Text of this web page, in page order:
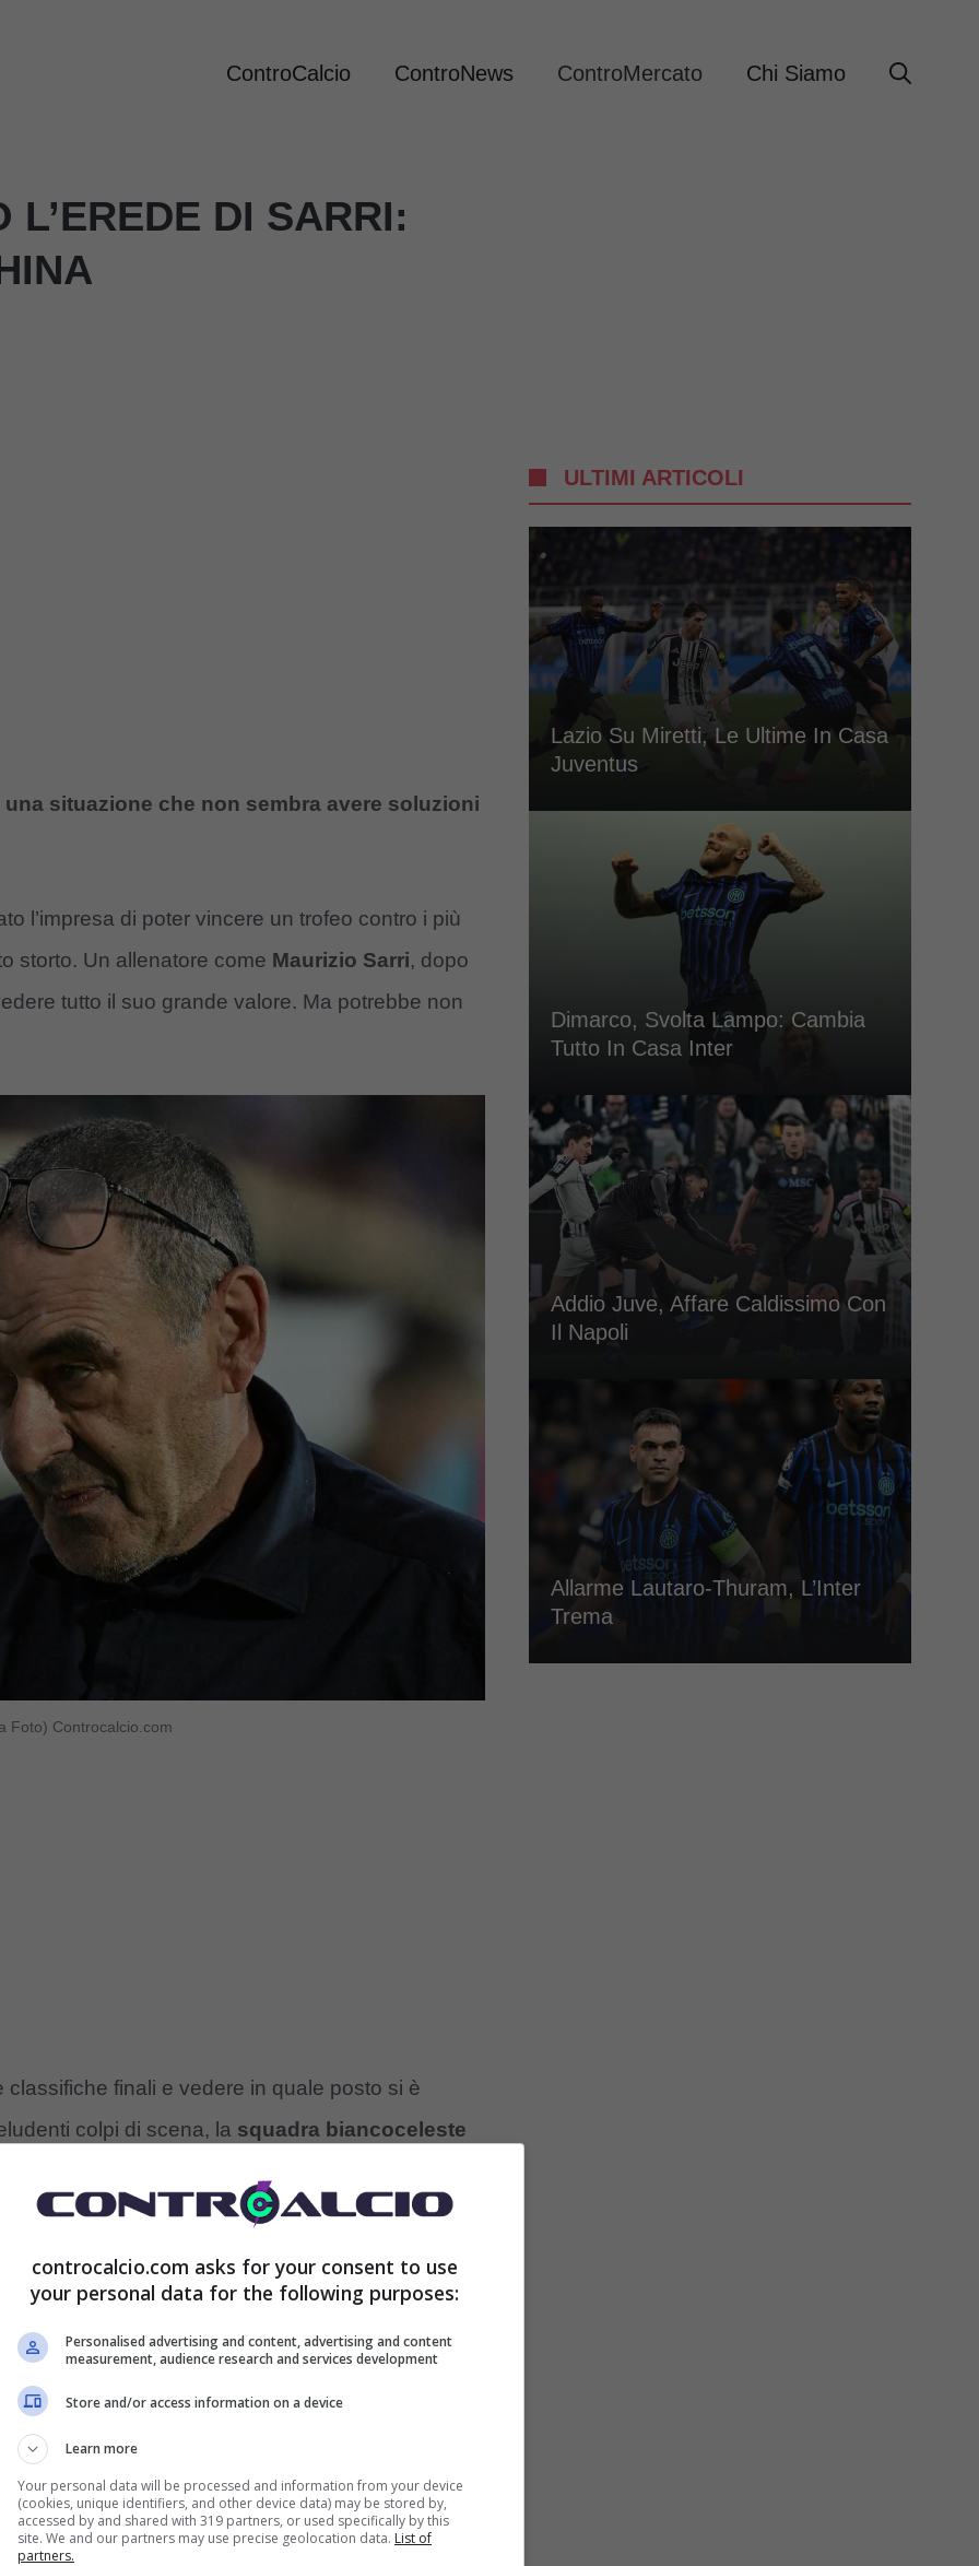
ControCalcio ControNews ControMercato Chi Siamo
DI SARRI:
situazione che non sembra avere soluzioni
l’impresa di poter vincere un trofeo contro i più
storto. Un allenatore come Maurizio Sarri, dopo
tutto il suo grande valore. Ma potrebbe non
Foto) Controcalcio.com
finali e vedere in quale posto si è
colpi di scena, la squadra biancoceleste
che nessuno avrebbe mai immaginato di poter
ma il suo lavoro è stato comunque grandioso.
di sapere, subito dopo la firma, che laLazio
squadra era la stessa dell’anno prima, ovvero
in modo diverso.Sarriha accettato tutto,
se le cose non sarebbero andate come la
andate. Ebbene, le promesse non sembrano
così le strade si divideranno a fine
ULTIMI ARTICOLI
Lazio Su Miretti, Le Ultime In Casa
Juventus
Dimarco, Svolta Lampo: Cambia
Tutto In Casa Inter
Addio Juve, Affare Caldissimo Con
Il Napoli
Allarme Lautaro-Thuram, L’Inter
Trema
controcalcio.com asks for your consent to use
your personal data for the following purposes:
Personalised advertising and content, advertising and content
measurement, audience research and services development
Store and/or access information on a device
Learn more
Your personal data will be processed and information from your device
(cookies, unique identifiers, and other device data) may be stored by,
accessed by and shared with 319 partners, or used specifically by this
site. We and our partners may use precise geolocation data. List of
partners.